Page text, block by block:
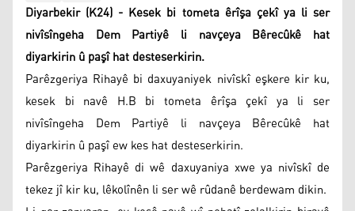
Diyarbekir (K24) - Kesek bi tometa êrîşa çekî ya li ser
nivîsîngeha Dem Partiyê li navçeya Bêrecûkê hat
diyarkirin û paşî hat desteserkirin.
Parêzgeriya Rihayê bi daxuyaniyek nivîskî eşkere kir ku,
kesek bi navê H.B bi tometa êrîşa çekî ya li ser
nivîsîngeha Dem Partiyê li navçeya Bêrecûkê hat
diyarkirin û paşî ew kes hat desteserkirin.
Parêzgeriya Rihayê di wê daxuyaniya xwe ya nivîskî de
tekez jî kir ku, lêkolînên li ser wê rûdanê berdewam dikin.